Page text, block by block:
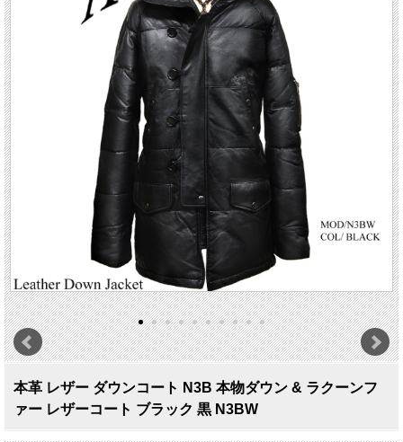
本革 レザー ダウンコート N3B 本物ダウン & ラクーンフ
ァー レザーコート ブラック 黒 N3BW